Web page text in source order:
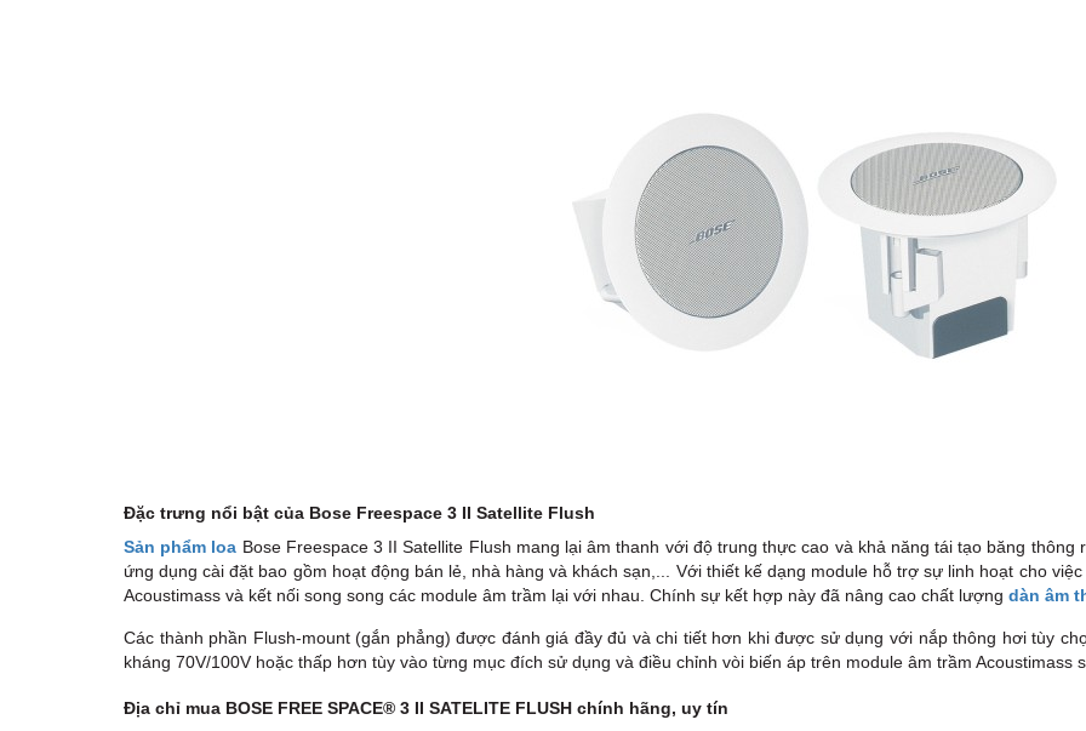
Đặc trưng nổi bật của Bose Freespace 3 II Satellite Flush
Sản phẩm loa Bose Freespace 3 II Satellite Flush mang lại âm thanh với độ trung thực cao và khả năng tái tạo băng
ứng dụng cài đặt bao gồm hoạt động bán lẻ, nhà hàng và khách sạn,... Với thiết kế dạng module hỗ trợ sự linh hoạt cho
Acoustimass và kết nối song song các module âm trầm lại với nhau. Chính sự kết hợp này đã nâng cao chất lượng dàn âm
Các thành phần Flush-mount (gắn phẳng) được đánh giá đầy đủ và chi tiết hơn khi được sử dụng với nắp thông hơi tùy
kháng 70V/100V hoặc thấp hơn tùy vào từng mục đích sử dụng và điều chỉnh vòi biến áp trên module âm trầm Acoustimass
Địa chỉ mua BOSE FREE SPACE® 3 II SATELITE FLUSH chính hãng, uy tín